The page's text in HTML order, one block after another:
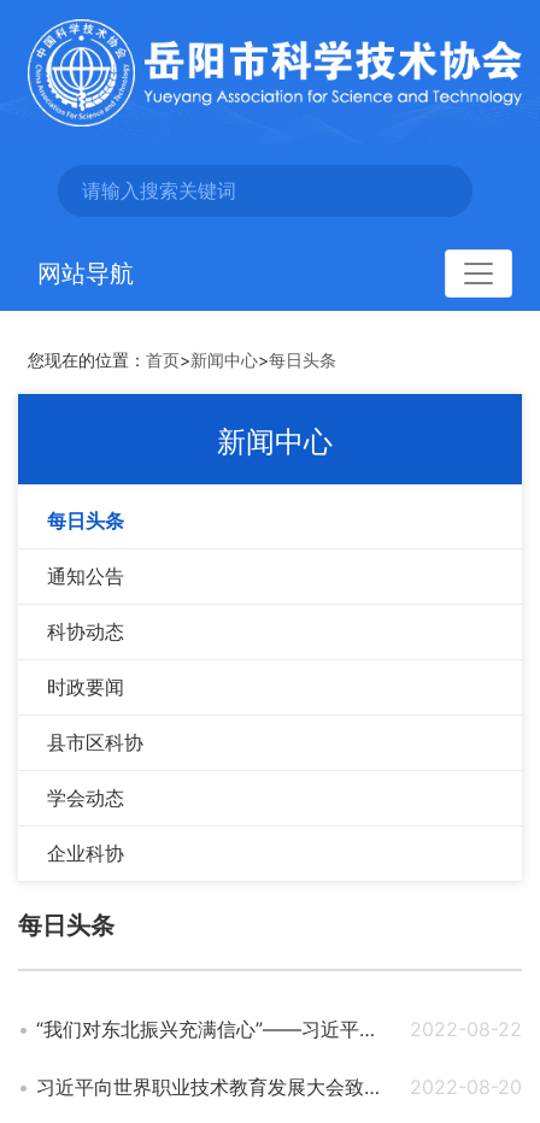
网站导航
您现在的位置： 首页>新闻中心>每日头条
新闻中心
每日头条
通知公告
科协动态
时政要闻
县市区科协
学会动态
企业科协
每日头条
“我们对东北振兴充满信心”——习近平总书记考察辽宁纪实 2022-08-22
习近平向世界职业技术教育发展大会致贺信 2022-08-20